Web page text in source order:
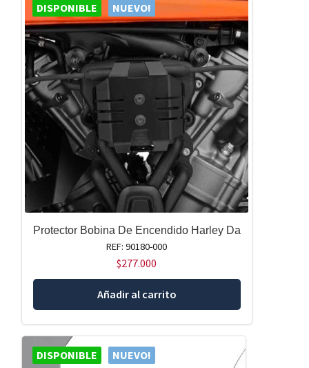
DISPONIBLE NUEVO!
Protector Bobina De Encendido Harley Da
REF: 90180-000
$277.000
Añadir al carrito
DISPONIBLE NUEVO!